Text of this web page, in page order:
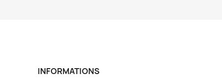
INFORMATIONS